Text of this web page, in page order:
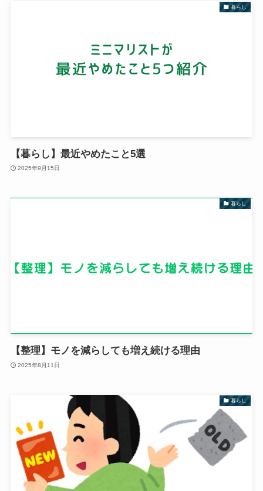
暮らし
【暮らし】最近やめたこと5選
2025年9月15日
暮らし
【整理】モノを減らしても増え続ける理由
2025年8月11日
暮らし